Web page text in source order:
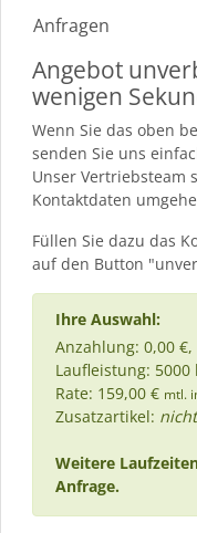
Anfragen
Angebot
wenigen
Wenn Sie das oben
senden Sie uns
Unser Vertriebsteam
Kontaktdaten
Füllen Sie dazu das
auf den Button
Ihre Auswahl:
Anzahlung: 0,00
Laufleistung: 5000
Rate: 159,00 € mtl.
Zusatzartikel:
Weitere
Anfrage.